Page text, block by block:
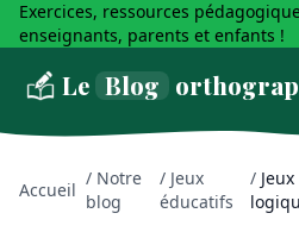
Exercices, ressources
enseignants, parents et enfants !
Le Blog
Accueil
/ Notre
blog
/ Jeux
éducatifs
/